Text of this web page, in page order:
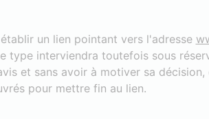
un lien pointant vers l'adresse
type interviendra toutefois sous
et sans avoir à motiver sa
pour mettre fin au lien.